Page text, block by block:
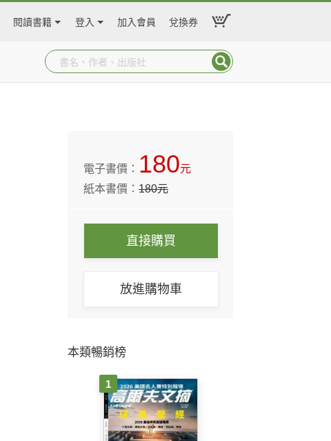
閱讀書籍 登入 加入會員 兌換券
電子書價： 180元
紙本書價：180元
直接購買
放進購物車
本類暢銷榜
1